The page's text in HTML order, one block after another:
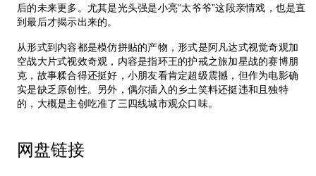
后的未来更多。尤其是光头强是小亮“太爷爷”这段亲情戏，也是直
到最后才揭示出来的。
从形式到内容都是模仿拼贴的产物，形式是阿凡达式视觉奇观加
空战大片式视效奇观，内容是指环王的护戒之旅加星战的赛博朋
克，故事糅合得还挺好，小朋友看肯定超级震撼，但作为电影确
实是缺乏原创性。另外，偶尔插入的乡土笑料还挺违和且独特
的，大概是主创吃准了三四线城市观众口味。
网盘链接